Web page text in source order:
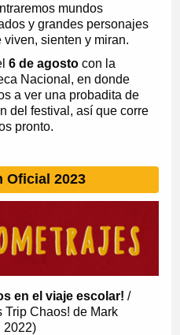
mundos
y grandes personajes
sienten y miran.
6 de agostocon la
Nacional, en donde
a ver una probadita de
del festival, así que corre
pronto.
Oficial 2023
en el viaje escolar! /
Trip Chaos! de Mark
2022)